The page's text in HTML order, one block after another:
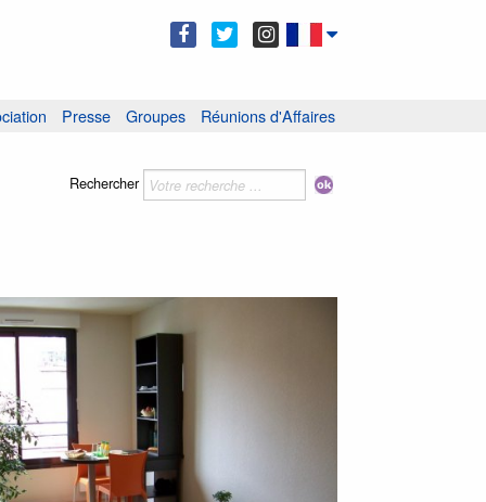
Réunions d'Affaires
Groupes
Presse
Rechercher